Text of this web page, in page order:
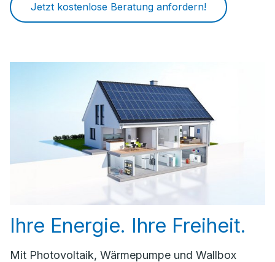
Jetzt kostenlose Beratung anfordern!
Ihre Energie. Ihre Freiheit.
Mit Photovoltaik, Wärmepumpe und Wallbox